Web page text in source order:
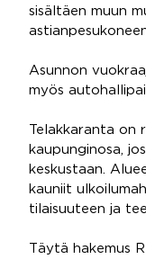
sisältäen muun
Asunnon
myös
Telakkaranta on
kaupunginosa,
keskustaan.
kauniit
tilaisuuteen ja
Täytä hakemus